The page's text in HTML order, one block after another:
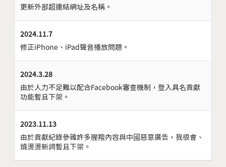
更新外部超連結網址及名稱。
2024.11.7
修正iPhone、iPad聲音播放問題。
2024.3.28
由於人力不足難以配合Facebook審查機制，登入具名貢獻
功能暫且下架。
2023.11.13
由於貢獻紀錄參雜許多腥羶內容與中國惡意廣告，我很會、
燒燙燙新詞暫且下架。